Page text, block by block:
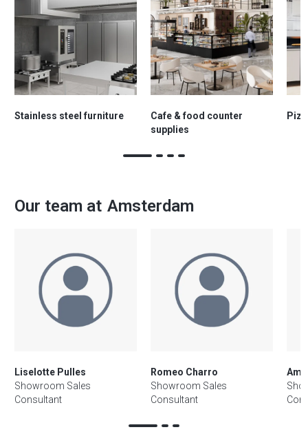
Stainless steel furniture
Cafe & food counter
supplies
Our team at Amsterdam
Liselotte Pulles
Showroom Sales
Consultant
Romeo Charro
Showroom Sales
Consultant